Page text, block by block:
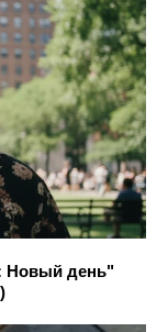
Новый день"